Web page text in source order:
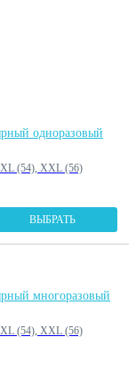
одноразовый
(54), XXL (56)
ВЫБРАТЬ
многоразовый
(54), XXL (56)